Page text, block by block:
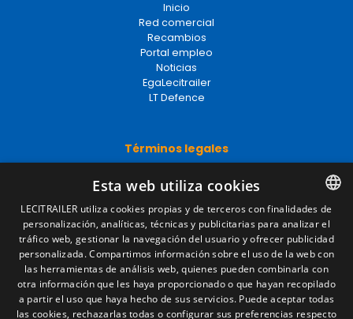
Inicio
Red comercial
Recambios
Portal empleo
Noticias
EgaLecitrailer
LT Defence
Términos legales
Política de privacidad
Política de cookies
Condiciones generales de venta
Gestionar cookies
Contacto
Camino de los Huertos, S/N. Apdo 100
SPANISH
ENGLISH
FRENCH
ITALIAN
Esta web utiliza cookies
LECITRAILER utiliza cookies propias y de terceros con finalidades de
personalización, analíticas, técnicas y publicitarias para analizar el
tráfico web, gestionar la navegación del usuario y ofrecer publicidad
personalizada. Compartimos información sobre el uso de la web con
las herramientas de análisis web, quienes pueden combinarla con
otra información que les haya proporcionado o que hayan recopilado
a partir el uso que haya hecho de sus servicios. Puede aceptar todas
las cookies, rechazarlas todas o configurar sus preferencias respecto